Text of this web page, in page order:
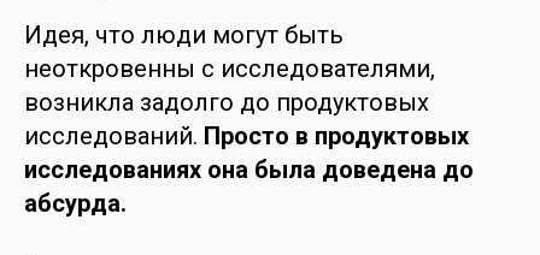
Идея, что люди могут быть
неоткровенны с исследователями,
возникла задолго до продуктовых
исследований. Просто в продуктовых
исследованиях она была доведена до
абсурда.